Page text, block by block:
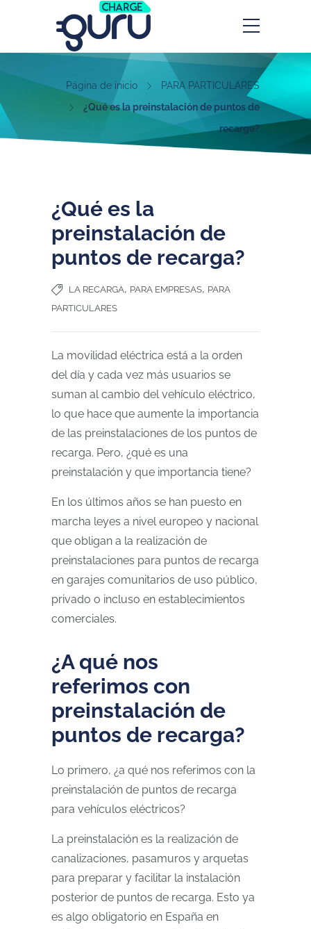
Página de inicio
PARA PARTICULARES
¿Qué es la preinstalación de puntos de
recarga?
¿Qué es la
preinstalación de
puntos de recarga?
LA RECARGA, PARA EMPRESAS, PARA
PARTICULARES
La movilidad eléctrica está a la orden
del día y cada vez más usuarios se
suman al cambio del vehículo eléctrico,
lo que hace que aumente la importancia
de las preinstalaciones de los puntos de
recarga. Pero, ¿qué es una
preinstalación y que importancia tiene?
En los últimos años se han puesto en
marcha leyes a nivel europeo y nacional
que obligan a la realización de
preinstalaciones para puntos de recarga
en garajes comunitarios de uso público,
privado o incluso en establecimientos
comerciales.
¿A qué nos
referimos con
preinstalación de
puntos de recarga?
Lo primero, ¿a qué nos referimos con la
preinstalación de puntos de recarga
para vehículos eléctricos?
La preinstalación es la realización de
canalizaciones, pasamuros y arquetas
para preparar y facilitar la instalación
posterior de puntos de recarga. Esto ya
es algo obligatorio en España en